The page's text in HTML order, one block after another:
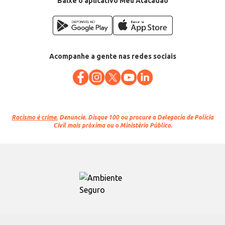
Acompanhe a gente nas redes sociais
Racismo é crime. Denuncie. Disque 100 ou procure a Delegacia de Polícia
Civil mais próxima ou o Ministério Público.